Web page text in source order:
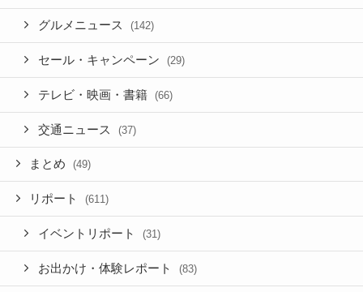
グルメニュース (142)
セール・キャンペーン (29)
テレビ・映画・書籍 (66)
交通ニュース (37)
まとめ (49)
リポート (611)
イベントリポート (31)
お出かけ・体験レポート (83)